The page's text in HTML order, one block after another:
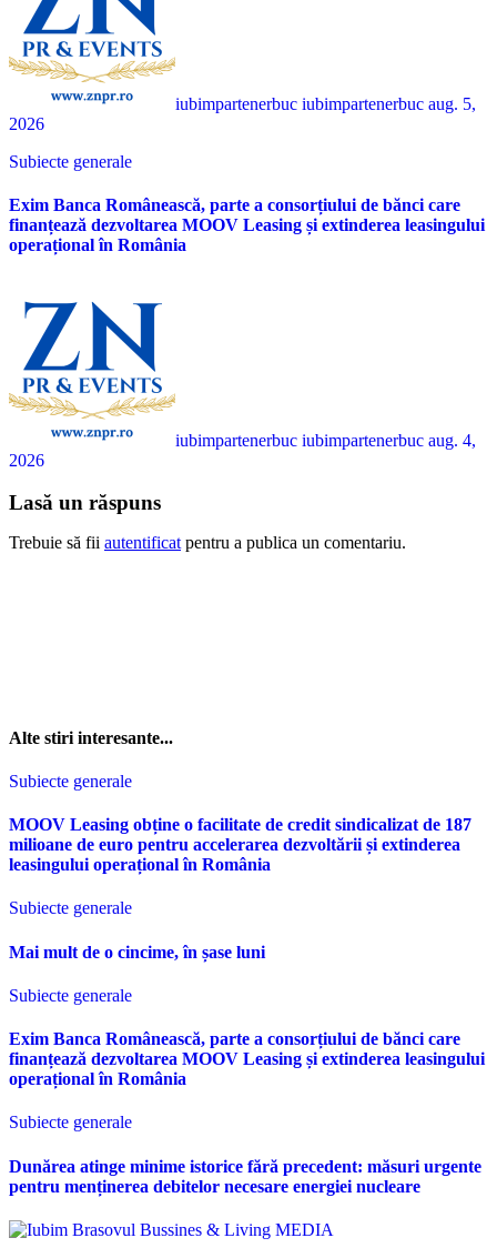
iubimpartenerbuc iubimpartenerbuc aug. 5,
2026
Subiecte generale
Exim Banca Românească, parte a consorțiului de bănci care
finanțează dezvoltarea MOOV Leasing și extinderea leasingului
operațional în România
iubimpartenerbuc iubimpartenerbuc aug. 4,
2026
Lasă un răspuns
Trebuie să fii autentificat pentru a publica un comentariu.
Alte stiri interesante...
Subiecte generale
MOOV Leasing obține o facilitate de credit sindicalizat de 187
milioane de euro pentru accelerarea dezvoltării și extinderea
leasingului operațional în România
Subiecte generale
Mai mult de o cincime, în șase luni
Subiecte generale
Exim Banca Românească, parte a consorțiului de bănci care
finanțează dezvoltarea MOOV Leasing și extinderea leasingului
operațional în România
Subiecte generale
Dunărea atinge minime istorice fără precedent: măsuri urgente
pentru menținerea debitelor necesare energiei nucleare